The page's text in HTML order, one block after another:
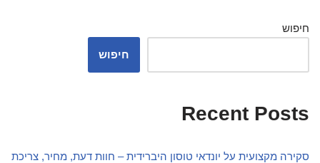
חיפוש
חיפוש
Recent Posts
סקירה מקצועית על יונדאי טוסון היברידית – חוות דעת, מחיר, צריכת